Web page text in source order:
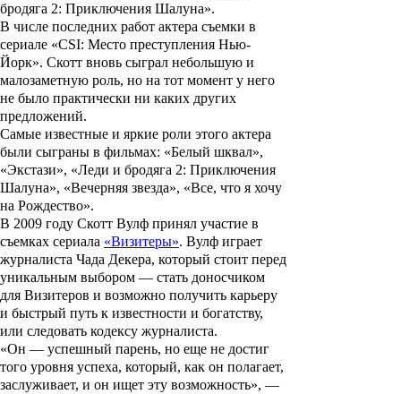
бродяга 2: Приключения Шалуна».
В числе последних работ актера съемки в
сериале «CSI: Место преступления Нью-
Йорк». Скотт вновь сыграл небольшую и
малозаметную роль, но на тот момент у него
не было практически ни каких других
предложений.
Самые известные и яркие роли этого актера
были сыграны в фильмах: «Белый шквал»,
«Экстази», «Леди и бродяга 2: Приключения
Шалуна», «Вечерняя звезда», «Все, что я хочу
на Рождество».
В 2009 году Скотт Вулф принял участие в
съемках сериала «Визитеры». Вулф играет
журналиста Чада Декера, который стоит перед
уникальным выбором — стать доносчиком
для Визитеров и возможно получить карьеру
и быстрый путь к известности и богатству,
или следовать кодексу журналиста.
«Он — успешный парень, но еще не достиг
того уровня успеха, который, как он полагает,
заслуживает, и он ищет эту возможность», —